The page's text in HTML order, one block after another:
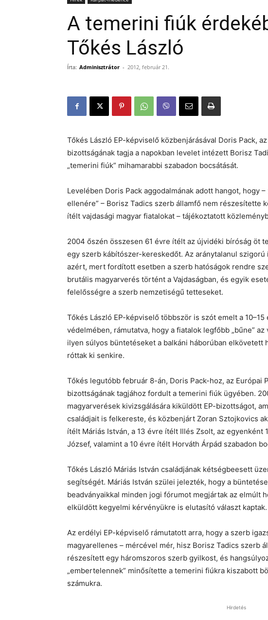
A temerini fiúk
Tőkés László
Írta: Adminisztrátor - 2012, február 21.
Tőkés László EP-képviselő közbenjárásával Doris Pack,
bizottságának tagja a napokban levelet intézett Borisz
„temerini fiúk” mihamarabbi szabadon bocsátását.
Levelében Doris Pack aggodalmának adott hangot, hogy
ellenére” – Borisz Tadics szerb államfő nem részesítette
ítélt vajdasági magyar fiatalokat – tájékoztatott
2004 őszén összesen 61 évre ítélt az újvidéki bíróság öt
egy szerb kábítószer-kereskedőt. Az aránytalanul
azért, mert fordított esetben a szerb hatóságok rendre
brutális magyarverés történt a Vajdaságban, és egyik
felelősségre a szerb nemzetiségű tetteseket.
Tőkés László EP-képviselő többször is szót emelt a
védelmében, rámutatva, hogy a fiatalok legfőbb „bűne”
ilyen súlyos büntetéseket a balkáni háborúban elkövetett
róttak ki senkire.
Tőkés legutóbb február 8-án, Doris Pack-hoz, az Európai
bizottságának tagjához fordult a temerini fiúk ügyében.
magyarverések kivizsgálására kiküldött EP-bizottságot,
családjait is felkereste, és közbenjárt Zoran Sztojkovics
ítélt Máriás István, a 13 évre ítélt Illés Zsolt, az egyenként
József, valamint a 10 évre ítélt Horváth Árpád szabadon
Tőkés László Máriás István családjának kétségbeesett
segítségét. Máriás István szülei jelezték, hogy a
beadványaikkal minden jogi fórumot megjártak az elmúlt
elküldött kegyelmi kérvényükre is elutasító választ kaptak.
Az erdélyi EP-képviselő rámutatott arra, hogy a szerb
magyarellenes – mércével mér, hisz Borisz Tadics szerb
részesített egy háromszoros szerb gyilkost, és
„embertelennek” minősítette a temerini fiúkra kiszabott
számukra.
Hirdetés